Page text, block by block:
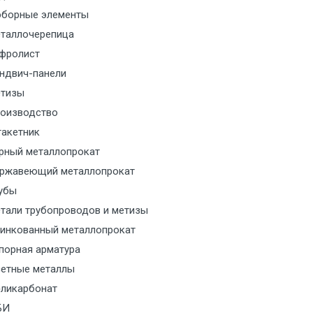
за МКАД
за МКАД
за МКАД
с транспортным
с транспортным
с транспортным
элементы
панели
металлопрокат
металлопрокат
трубопроводов и метизы
металлопрокат
арматура
металлы